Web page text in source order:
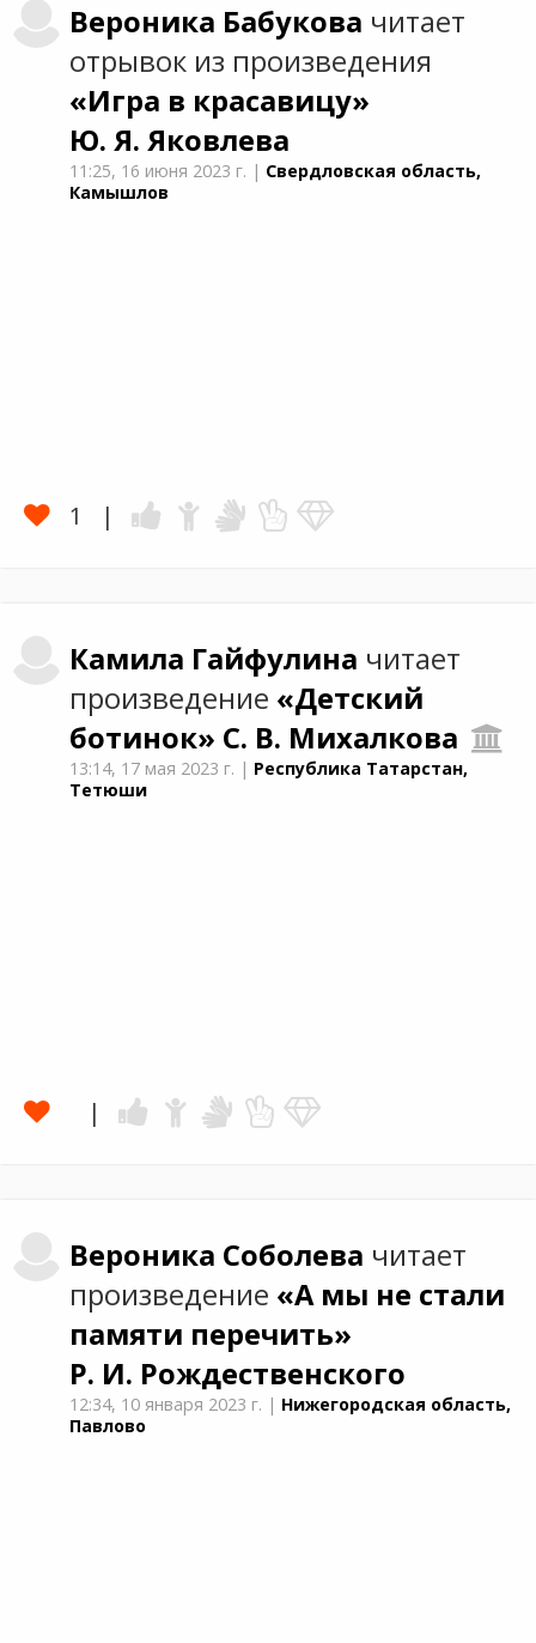
Вероника Бабукова читает
отрывок из произведения
«Игра в красавицу»
Ю. Я. Яковлева
11:25, 16 июня 2023 г. | Свердловская область,
Камышлов
1
Камила Гайфулина читает
произведение «Детский
ботинок» С. В. Михалкова
13:14, 17 мая 2023 г. | Республика Татарстан,
Тетюши
Вероника Соболева читает
произведение «А мы не стали
памяти перечить»
Р. И. Рождественского
12:34, 10 января 2023 г. | Нижегородская область,
Павлово